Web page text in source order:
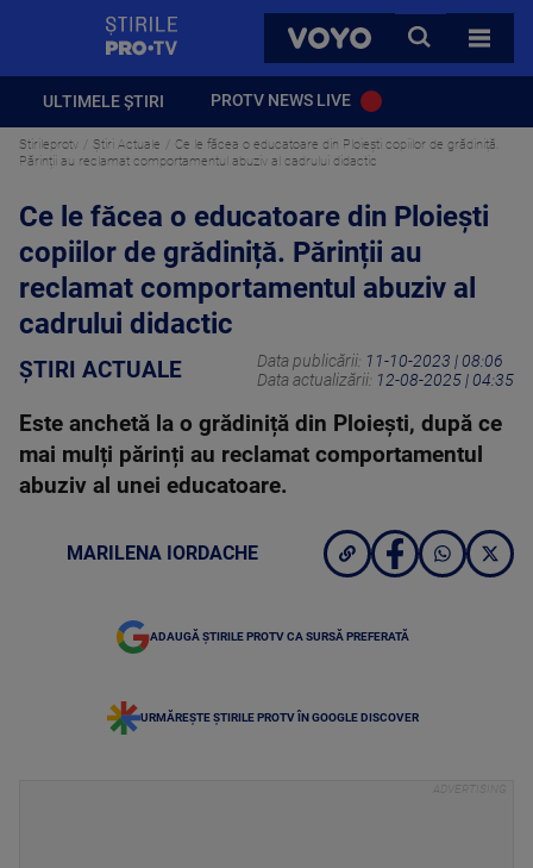
VOYO
CAUTA
TOATE
ULTIMELE ȘTIRI PROTV NEWS LIVE
Stirileprotv Știri Actuale
Ce le făcea o educatoare din Ploiești copiilor de grădiniță.
Părinții au reclamat comportamentul abuziv al cadrului didactic
Ce le făcea o educatoare din Ploiești
copiilor de grădiniță. Părinții au
reclamat comportamentul abuziv al
cadrului didactic
ȘTIRI ACTUALE Data publicării: 11-10-2023 | 08:06
Data actualizării: 12-08-2025 | 04:35
Este anchetă la o grădiniță din Ploiești, după ce
mai mulți părinți au reclamat comportamentul
abuziv al unei educatoare.
MARILENA IORDACHE
ADAUGĂ ȘTIRILE PROTV CA SURSĂ PREFERATĂ
URMĂREȘTE ȘTIRILE PROTV ÎN GOOGLE DISCOVER